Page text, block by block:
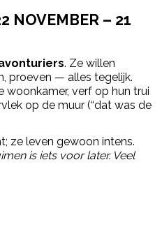
NOVEMBER – 21
. Ze willen
proeven — alles tegelijk.
woonkamer, verf op hun trui
op de muur (“dat was de
ze leven gewoon intens.
is iets voor later. Veel